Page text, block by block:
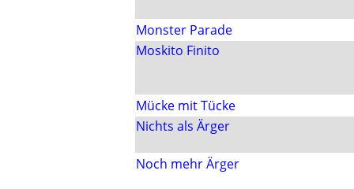
Monster Parade
Moskito Finito
Mücke mit Tücke
Nichts als Ärger
Noch mehr Ärger